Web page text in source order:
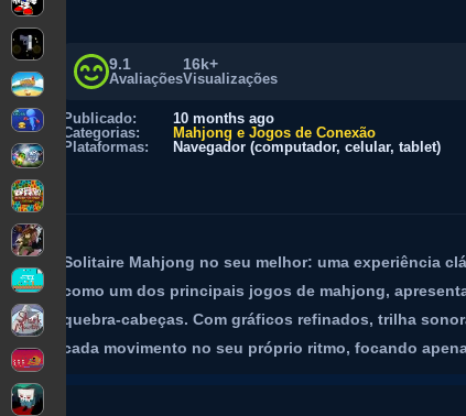
9.1
Avaliações
16k+
Visualizações
Publicado:
10 months ago
Categorias:
Mahjong e Jogos de Conexão
Plataformas:
Navegador (computador, celular, tablet)
Solitaire Mahjong no seu melhor: uma experiência
como um dos principais jogos de mahjong,
quebra-cabeças. Com gráficos refinados, trilha
cada movimento no seu próprio ritmo, focando